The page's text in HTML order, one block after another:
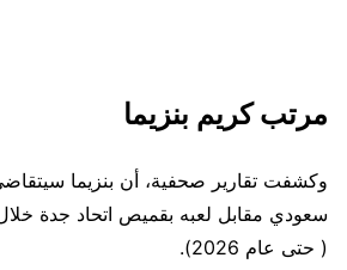
مرتب كريم بنزيما
( حتى عام 2026).